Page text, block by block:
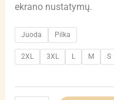
ekrano nustatymų.
Juoda Pilka
2XL 3XL L M S